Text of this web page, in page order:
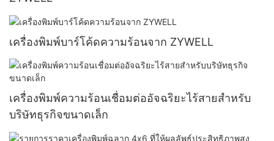
เครื่องพิมพ์บาร์โค้ดความร้อนจาก ZYWELL
เครื่องพิมพ์ความร้อนเชื่อมต่ออัจฉริยะไร้สายสำหรับ
บริษัทธุรกิจขนาดเล็ก